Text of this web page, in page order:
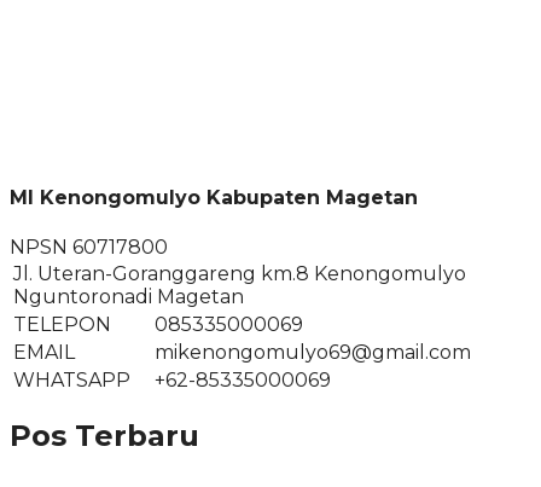
MI Kenongomulyo Kabupaten Magetan
NPSN 60717800
Jl. Uteran-Goranggareng km.8 Kenongomulyo
Nguntoronadi Magetan
TELEPON
085335000069
EMAIL
mikenongomulyo69@gmail.com
WHATSAPP
+62-85335000069
Pos Terbaru